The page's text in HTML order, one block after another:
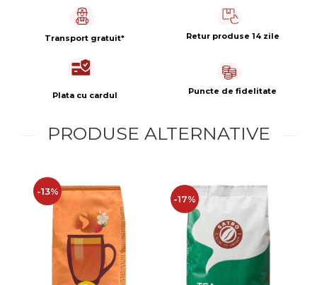
Transport gratuit* Retur produse 14 zile
Plata cu cardul Puncte de fidelitate
PRODUSE ALTERNATIVE
-13%
-17%